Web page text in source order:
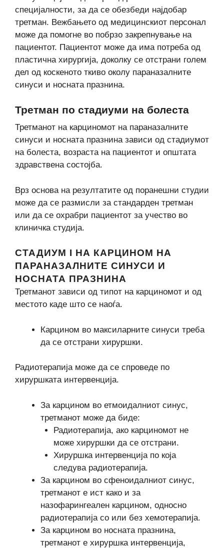
специјалности, за да се обезбеди најдобар
третман. Вежбањето од медицинскиот персонал
може да помогне во побрзо закрепнување на
пациентот. Пациентот може да има потреба од
пластична хирургија, доколку се отстрани голем
дел од коскеното ткиво околу параназалните
синуси и носната празнина.
Третман по стадиуми на болеста
Третманот на карциномот на параназалните
синуси и носната празнина зависи од стадиумот
на болеста, возраста на пациентот и општата
здравствена состојба.
Врз основа на резултатите од поранешни студии
може да се размисли за стандарден третман
или да се охрабри пациентот за учество во
клиничка студија.
СТАДИУМ I НА КАРЦИНОМ НА
ПАРАНАЗАЛНИТЕ СИНУСИ И
НОСНАТА ПРАЗНИНА
Третманот зависи од типот на карциномот и од
местото каде што се наоѓа.
Карцином во максиларните синуси треба
да се отстрани хируршки.
Радиотерапија може да се спроведе по
хируршката интервенција.
За карцином во етмоидалниот синус,
третманот може да биде:
Радиотерапија, ако карциномот не
може хируршки да се отстрани.
Хируршка интервенција по која
следува радиотерапија.
За карцином во сфеноидалниот синус,
третманот е ист како и за
назофарингеален карцином, односно
радиотерапија со или без хемотерапија.
За карцином во носната празнина,
третманот е хируршка интервенција,